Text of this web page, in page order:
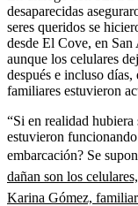
desaparecidas
seres queridos se
desde El Cove, en
aunque los celulares
después e incluso
familiares estuvieron
“Si en realidad
estuvieron
embarcación? Se
dañan son los
Karina Gómez,